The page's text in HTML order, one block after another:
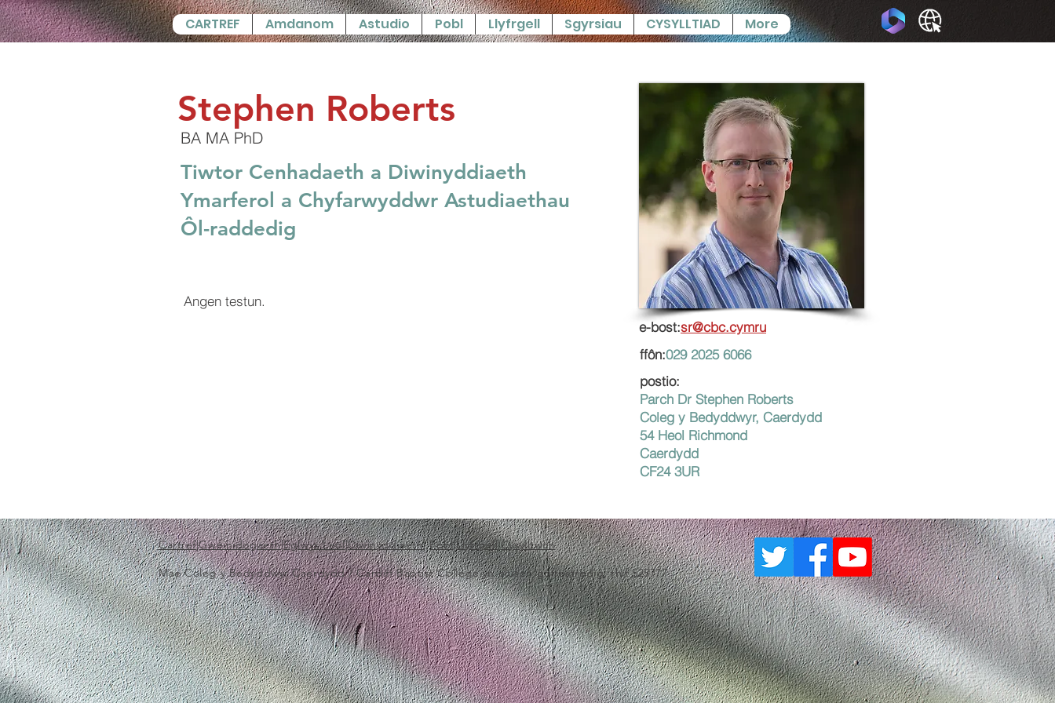
CARTREF Amdanom Astudio Pobl Llyfrgell Sgyrsiau CYSYLLTIAD More
Stephen Roberts
BA MA PhD
Tiwtor Cenhadaeth a Diwinyddiaeth
Ymarferol a Chyfarwyddwr Astudiaethau
Ôl-raddedig
Angen testun.
e-bost:sr@cbc.cymru
ffôn:029 2025 6066
postio:
Parch Dr Stephen Roberts
Coleg y Bedyddwyr, Caerdydd
54 Heol Richmond
Caerdydd
CF24 3UR
Cartref|Gweinidogaeth|Eglwys Leol|Diwinyddiaeth|Pobl|Llyfrgell|Cysylltwch
Mae Coleg y Bedyddwyr Caerdydd / Cardiff Baptist College yn elusen gofrestredig, rhif 525777.